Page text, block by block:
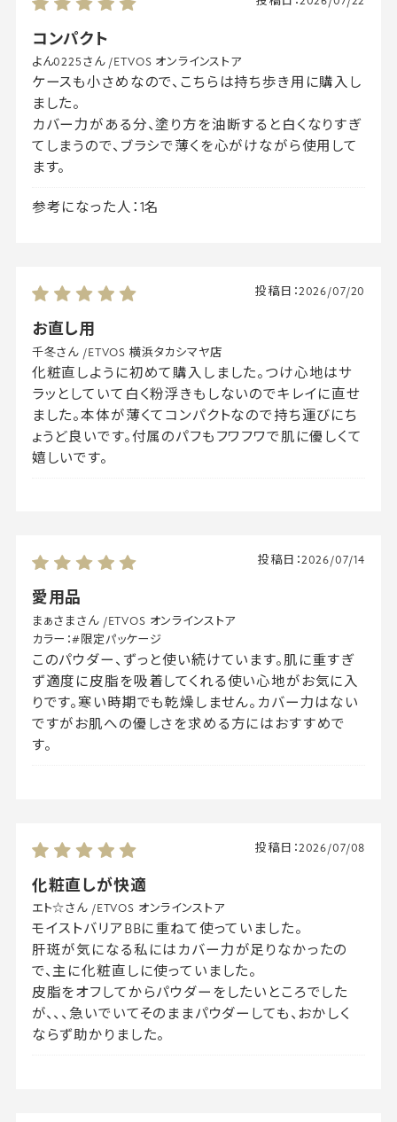
コンパクト
よん0225さん /ETVOS オンラインストア
ケースも小さめなので、こちらは持ち歩き用に購入し
ました。
カバー力がある分、塗り方を油断すると白くなりすぎ
てしまうので、ブラシで薄くを心がけながら使用して
ます。
参考になった人：1名
お直し用
投稿日：2026/07/20
千冬さん /ETVOS 横浜タカシマヤ店
化粧直しように初めて購入しました。つけ心地はサ
ラッとしていて白く粉浮きもしないのでキレイに直せ
ました。本体が薄くてコンパクトなので持ち運びにち
ょうど良いです。付属のパフもフワフワで肌に優しくて
嬉しいです。
愛用品
投稿日：2026/07/14
まぁさまさん /ETVOS オンラインストア
カラー：#限定パッケージ
このパウダー、ずっと使い続けています。肌に重すぎ
ず適度に皮脂を吸着してくれる使い心地がお気に入
りです。寒い時期でも乾燥しません。カバー力はない
ですがお肌への優しさを求める方にはおすすめで
す。
化粧直しが快適
投稿日：2026/07/08
エト☆さん /ETVOS オンラインストア
モイストバリアBBに重ねて使っていました。
肝斑が気になる私にはカバー力が足りなかったの
で、主に化粧直しに使っていました。
皮脂をオフしてからパウダーをしたいところでした
が、、、急いでいてそのままパウダーしても、おかしく
ならず助かりました。